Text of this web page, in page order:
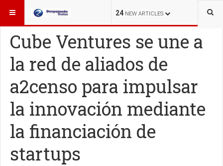
24 NEW ARTICLES
ESTÁ AQUÍ: INNOVACIÓN
Cube Ventures se une a
la red de aliados de
a2censo para impulsar
la innovación mediante
la financiación de
startups